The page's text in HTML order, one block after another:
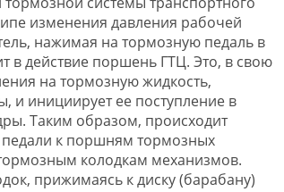
изменения давления рабочей
нажимая на тормозную педаль в
в действие поршень ГТЦ. Это, в свою
на тормозную жидкость,
и инициирует ее поступление в
Таким образом, происходит
педали к поршням тормозных
колодкам механизмов.
прижимаясь к диску (барабану)